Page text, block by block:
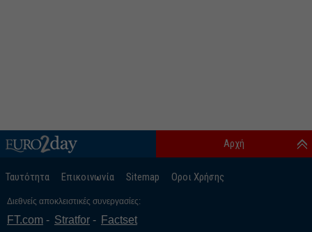
Ταυτότητα Επικοινωνία Sitemap Οροι Χρήσης
Αρχή
Διεθνείς αποκλειστικές συνεργασίες:
FT.com Stratfor Factset